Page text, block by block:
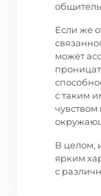
Если же
может
с таким
В целом,
ярким
с